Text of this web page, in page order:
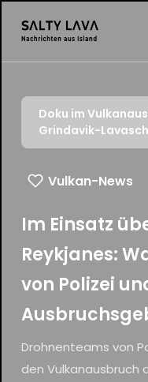
Doku im
Grindavik-
Vulkan-News
Im Einsatz
Reykjanes:
von Polizei
Drohnenteams von
den Vulkanausbruch